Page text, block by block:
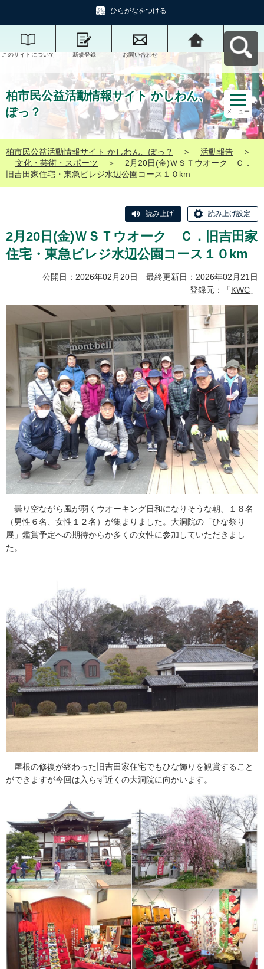
ひらがなをつける
このサイトについて 新規登録 お問い合わせ
柏市民公益活動情報
サイト かしわん、ぽ
っ？へ戻る
柏市民公益活動情報サイト かしわん、
ぽっ？
メニュー
柏市民公益活動情報サイト かしわん、ぽっ？ ＞ 活動報告
＞
文化・芸術・スポーツ
＞
2月20日(金)ＷＳＴウオーク Ｃ．
旧吉田家住宅・東急ビレジ水辺公園コース１０km
読み上げ 読み上げ設定
2月20日(金)ＷＳＴウオーク Ｃ．旧吉田家
住宅・東急ビレジ水辺公園コース１０km
公開日：2026年02月20日 最終更新日：2026年02月21日
登録元：「KWC 」
曇り空ながら風が弱くウオーキング日和になりそうな朝、１８名
（男性６名、女性１２名）が集まりました。大洞院の「ひな祭り
展」鑑賞予定への期待からか多くの女性に参加していただきまし
た。
屋根の修復が終わった旧吉田家住宅でもひな飾りを観賞すること
ができますが今回は入らず近くの大洞院に向かいます。